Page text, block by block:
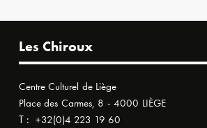
Les Chiroux
Centre Culturel de Liège
Place des Carmes, 8 - 4000 LIÈGE
T : +32(0)4 223 19 60